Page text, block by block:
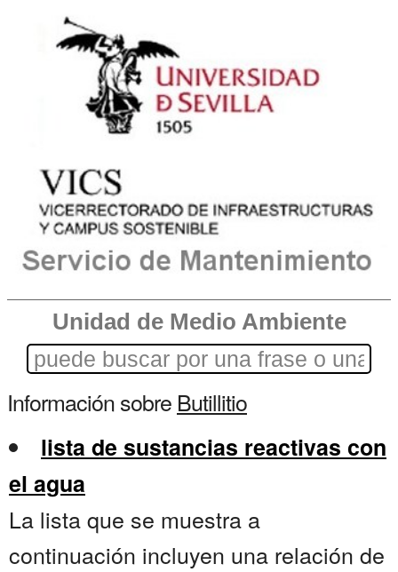
Unidad de Medio Ambiente
Información sobre Butillitio
lista de sustancias reactivas con
el agua
La lista que se muestra a
continuación incluyen una relación de